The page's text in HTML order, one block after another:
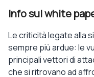
Info sul white
Le criticità legate alla
sempre più ardue: le
principali vettori di
che si ritrovano ad